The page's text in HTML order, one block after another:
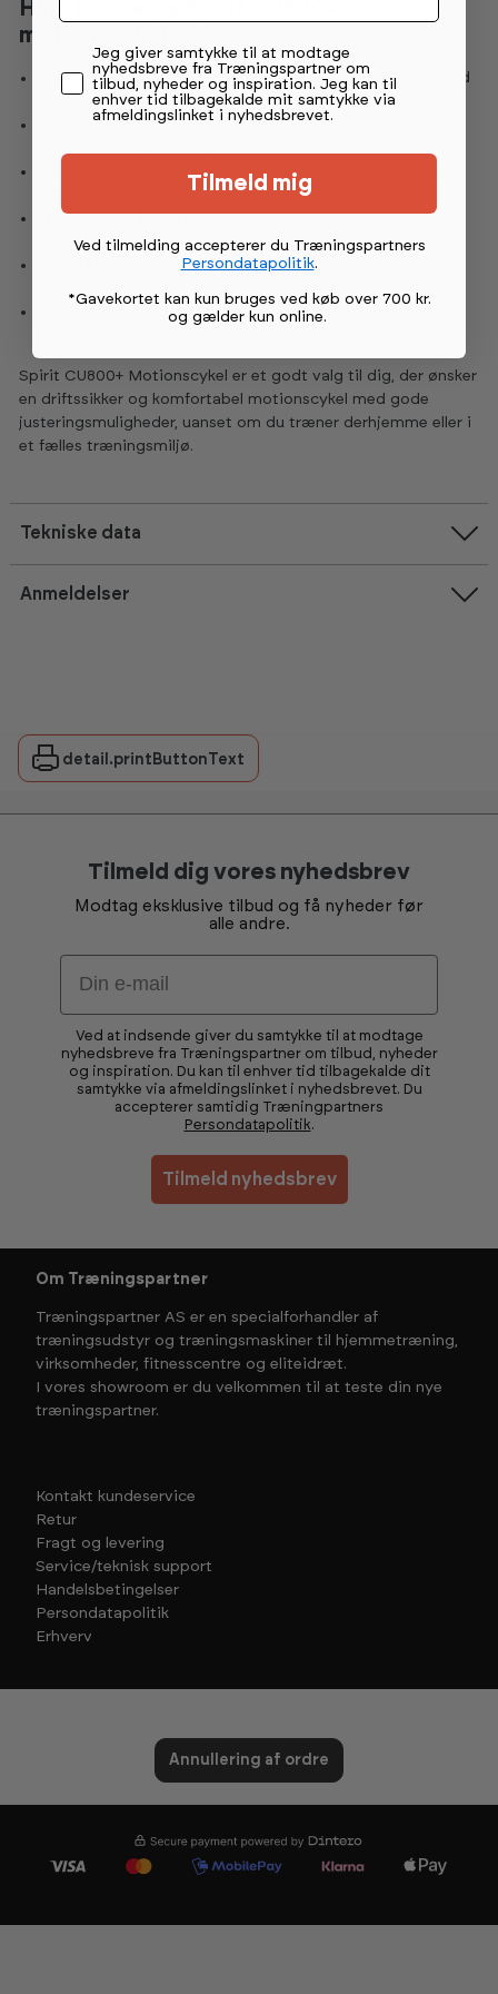
Hvorfor vælge Spirit CU800+
motionscykel?
Pulsmåling:Kontakt- og telemetrisk pulsmåling giver god
kontrol over intensiteten.
Selvgenererende drift: Kræver ikke strømtilslutning og
40 modstandsniveauer:
Tilpasses både begyndere og
Ergonomisk tilpasning:Justerbart sæde giver optimal
komfort under træning.
Store pedaler med hurtiglås giver sikker
App-kompatibilitet:Bluetooth FTMS giver adgang til
Spirit CU800+ Motionscykel er et godt valg til dig, der ønsker
en driftssikker og komfortabel motionscykel med gode
justeringsmuligheder, uanset om du træner derhjemme eller i
et fælles træningsmiljø.
Tekniske data
Anmeldelser
detail.printButtonText
Tilmeld dig vores nyhedsbrev
Modtag eksklusive tilbud og få nyheder før
alle andre.
Email
Ved at indsende giver du samtykke til at modtage
nyhedsbreve fra Træningspartner om tilbud, nyheder
og inspiration. Du kan til enhver tid tilbagekalde dit
samtykke via afmeldingslinket i nyhedsbrevet. Du
accepterer samtidig Træningpartners
Persondatapolitik.
Tilmeld nyhedsbrev
Om Træningspartner
Træningspartner AS er en specialforhandler af
træningsudstyr og træningsmaskiner til hjemmetræning,
virksomheder, fitnesscentre og eliteidræt.
I vores showroom er du velkommen til at teste din nye
træningspartner.
Kontakt kundeservice
Retur
Fragt og levering
Service/teknisk support
Handelsbetingelser
Persondatapolitik
Erhverv
Annullering af ordre
Permission tekst
Jeg giver samtykke til at modtage
nyhedsbreve fra Træningspartner om
tilbud, nyheder og inspiration. Jeg kan til
enhver tid tilbagekalde mit samtykke via
afmeldingslinket i nyhedsbrevet.
Tilmeld mig
Ved tilmelding accepterer du Træningspartners
Persondatapolitik.
*Gavekortet kan kun bruges ved køb over 700 kr.
og gælder kun online.